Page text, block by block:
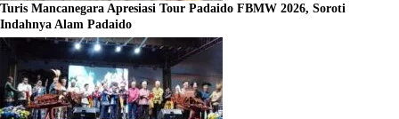
Turis Mancanegara Apresiasi Tour Padaido FBMW 2026, Soroti
Indahnya Alam Padaido